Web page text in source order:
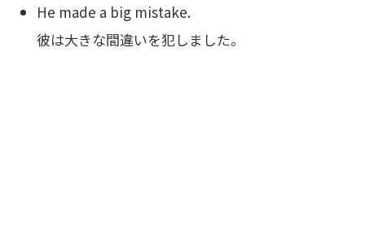
He made a big mistake.
彼は大きな間違いを犯しました。